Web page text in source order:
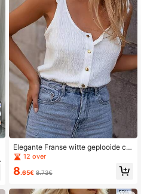
Elegante Franse witte geplooide ca
misole top, nieuwe mouwloze zome
rtop, slim fit, veelzijdig laagjesshirt
12 over
8.65€ 8.73€